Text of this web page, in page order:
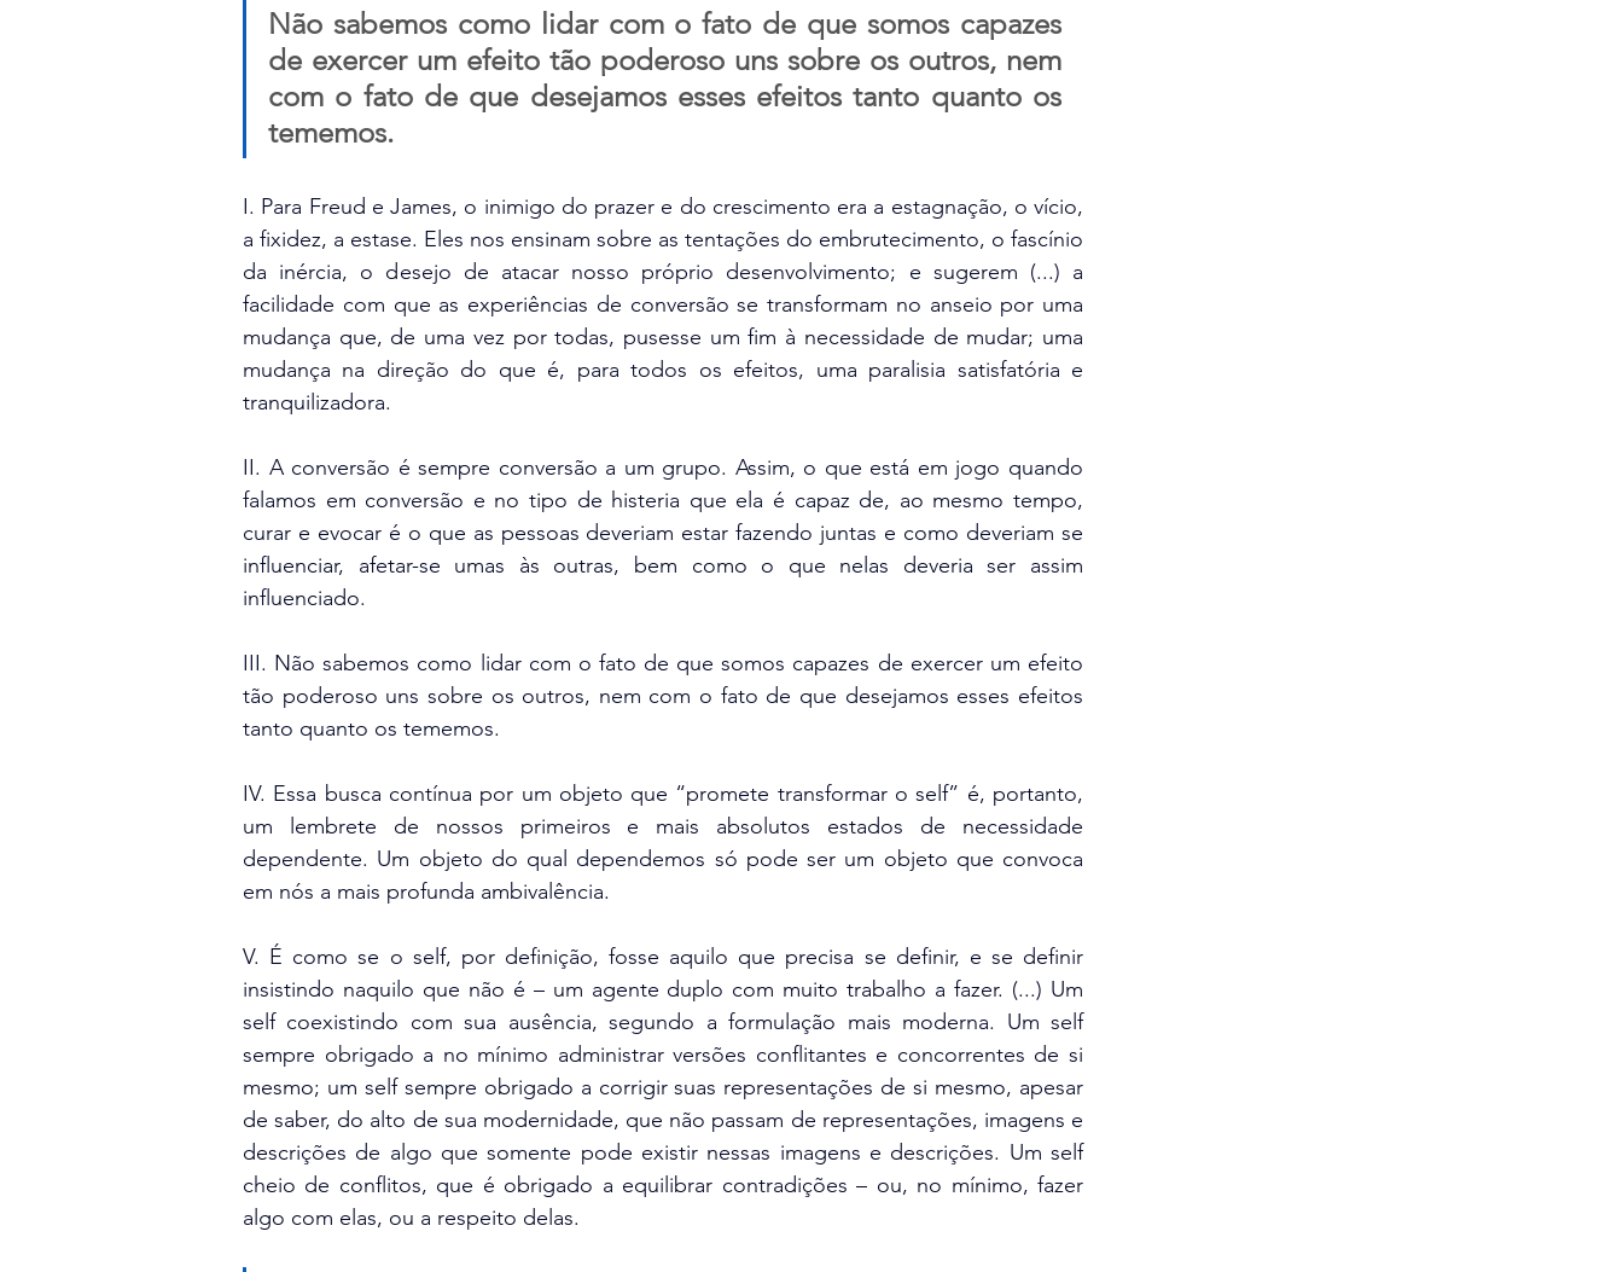
Não sabemos como lidar com o fato de que somos capazes
de exercer um efeito tão poderoso uns sobre os outros, nem
com o fato de que desejamos esses efeitos tanto quanto os
tememos.
I. Para Freud e James, o inimigo do prazer e do crescimento era a estagnação, o vício,
a fixidez, a estase. Eles nos ensinam sobre as tentações do embrutecimento, o fascínio
da inércia, o desejo de atacar nosso próprio desenvolvimento; e sugerem (...) a
facilidade com que as experiências de conversão se transformam no anseio por uma
mudança que, de uma vez por todas, pusesse um fim à necessidade de mudar; uma
mudança na direção do que é, para todos os efeitos, uma paralisia satisfatória e
tranquilizadora.
II. A conversão é sempre conversão a um grupo. Assim, o que está em jogo quando
falamos em conversão e no tipo de histeria que ela é capaz de, ao mesmo tempo,
curar e evocar é o que as pessoas deveriam estar fazendo juntas e como deveriam se
influenciar, afetar-se umas às outras, bem como o que nelas deveria ser assim
influenciado.
III. Não sabemos como lidar com o fato de que somos capazes de exercer um efeito
tão poderoso uns sobre os outros, nem com o fato de que desejamos esses efeitos
tanto quanto os tememos.
IV. Essa busca contínua por um objeto que “promete transformar o self” é, portanto,
um lembrete de nossos primeiros e mais absolutos estados de necessidade
dependente. Um objeto do qual dependemos só pode ser um objeto que convoca
em nós a mais profunda ambivalência.
V. É como se o self, por definição, fosse aquilo que precisa se definir, e se definir
insistindo naquilo que não é – um agente duplo com muito trabalho a fazer. (...) Um
self coexistindo com sua ausência, segundo a formulação mais moderna. Um self
sempre obrigado a no mínimo administrar versões conflitantes e concorrentes de si
mesmo; um self sempre obrigado a corrigir suas representações de si mesmo, apesar
de saber, do alto de sua modernidade, que não passam de representações, imagens e
descrições de algo que somente pode existir nessas imagens e descrições. Um self
cheio de conflitos, que é obrigado a equilibrar contradições – ou, no mínimo, fazer
algo com elas, ou a respeito delas.